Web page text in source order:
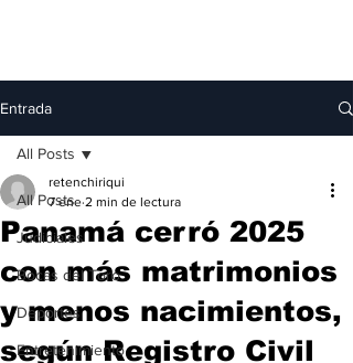
Entrada
All Posts
Judiciales
Bocas del Toro
Deportes
Entretenimiento
All Posts
Panamá cerró 2025
con más matrimonios
y menos nacimientos,
según Registro Civil
retenchiriqui
7 ene 2 min de lectura